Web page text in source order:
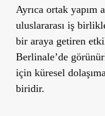
Ayrıca ortak yapım
uluslararası iş
bir araya getiren
Berlinale’de
için küresel
biridir.